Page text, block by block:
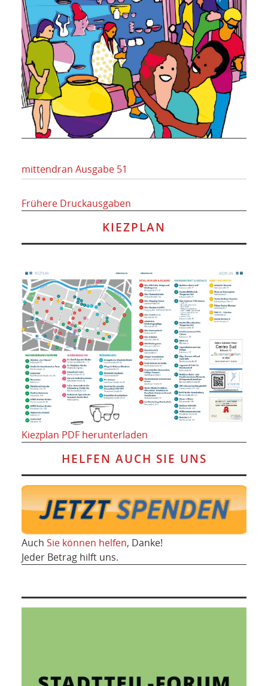
mittendran Ausgabe 51
Frühere Druckausgaben
KIEZPLAN
Kiezplan PDF herunterladen
HELFEN AUCH SIE UNS
Auch Sie können helfen, Danke!
Jeder Betrag hilft uns.